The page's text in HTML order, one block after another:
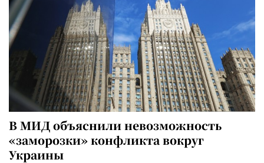
В МИД объяснили невозможность
«заморозки» конфликта вокруг
Украины